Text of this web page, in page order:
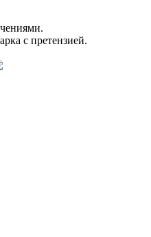
с претензией.